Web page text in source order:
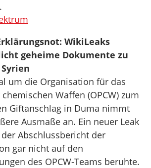
WikiLeaks
geheime Dokumente zu
um die Organisation für das
Waffen (OPCW) zum
Giftanschlag in Duma nimmt
Ausmaße an. Ein neuer Leak
Abschlussbericht der
gar nicht auf den
des OPCW-Teams beruhte.